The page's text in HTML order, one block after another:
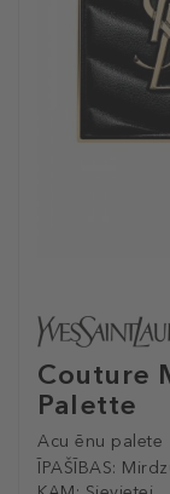
Couture
Palette
Acu ēnu palete
ĪPAŠĪBAS: